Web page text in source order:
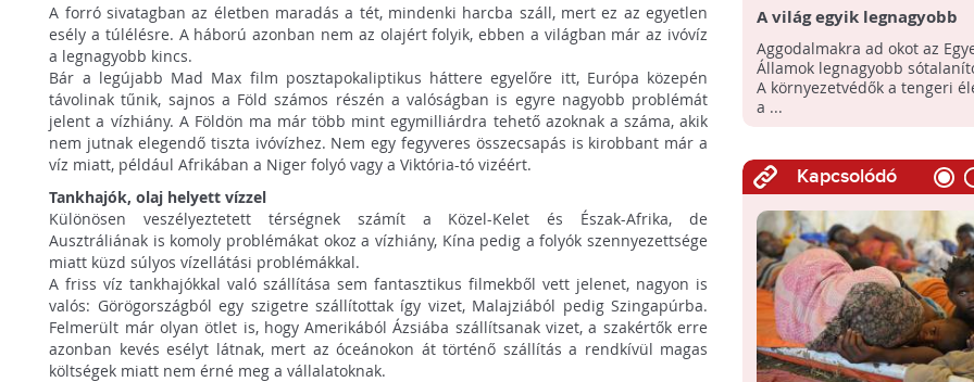
A forró sivatagban az életben maradás a tét, mindenki harcba száll, mert ez az egyetlen
esély a túlélésre. A háború azonban nem az olajért folyik, ebben a világban már az ivóvíz
a legnagyobb kincs.
Bár a legújabb Mad Max film posztapokaliptikus háttere egyelőre itt, Európa közepén
távolinak tűnik, sajnos a Föld számos részén a valóságban is egyre nagyobb problémát
jelent a vízhiány. A Földön ma már több mint egymilliárdra tehető azoknak a száma, akik
nem jutnak elegendő tiszta ivóvízhez. Nem egy fegyveres összecsapás is kirobbant már a
víz miatt, például Afrikában a Niger folyó vagy a Viktória-tó vizéért.
Tankhajók, olaj helyett vízzel
Különösen veszélyeztetett térségnek számít a Közel-Kelet és Észak-Afrika, de
Ausztráliának is komoly problémákat okoz a vízhiány, Kína pedig a folyók szennyezettsége
miatt küzd súlyos vízellátási problémákkal.
A friss víz tankhajókkal való szállítása sem fantasztikus filmekből vett jelenet, nagyon is
valós: Görögországból egy szigetre szállítottak így vizet, Malajziából pedig Szingapúrba.
Felmerült már olyan ötlet is, hogy Amerikából Ázsiába szállítsanak vizet, a szakértők erre
azonban kevés esélyt látnak, mert az óceánokon át történő szállítás a rendkívül magas
költségek miatt nem érné meg a vállalatoknak.
A világ egyik legnagyobb
sótalanítója 190 millió
ivóvizet állít elő naponta.
vannak hátulütői
Aggodalmakra ad okot az
Államok legnagyobb
A környezetvédők a tengeri
a ...
Kapcsolódó